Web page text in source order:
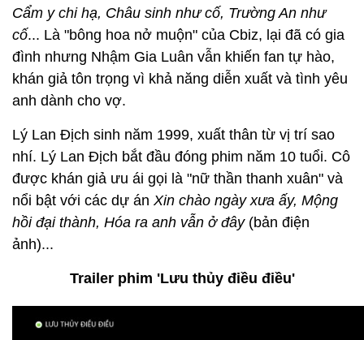
Cẩm y chi hạ, Châu sinh như cố, Trường An như
cố... Là "bông hoa nở muộn" của Cbiz, lại đã có gia
đình nhưng Nhậm Gia Luân vẫn khiến fan tự hào,
khán giả tôn trọng vì khả năng diễn xuất và tình yêu
anh dành cho vợ.
Lý Lan Địch sinh năm 1999, xuất thân từ vị trí sao
nhí. Lý Lan Địch bắt đầu đóng phim năm 10 tuổi. Cô
được khán giả ưu ái gọi là "nữ thần thanh xuân" và
nổi bật với các dự án Xin chào ngày xưa ấy, Mộng
hồi đại thành, Hóa ra anh vẫn ở đây(bản điện
ảnh)...
Trailer phim 'Lưu thủy điều điều'